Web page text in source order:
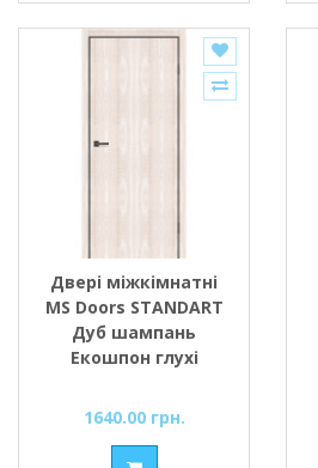
Двері міжкімнатні
MS Doors STANDART
Дуб шампань
Екошпон глухі
1640.00 грн.